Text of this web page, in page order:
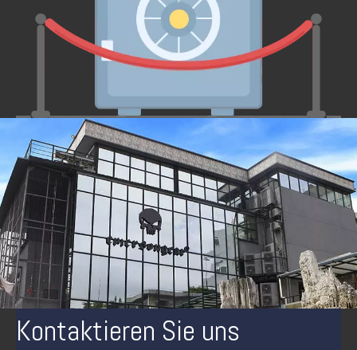
Kontaktieren Sie uns